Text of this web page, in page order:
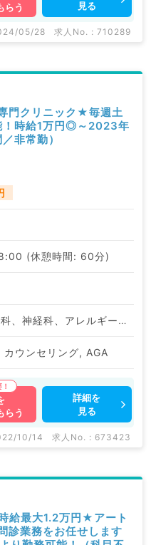
らう
見る
05/28 求人No. : 710289
門クリニック★毎週土
！時給1万円◎～2023年
非常勤）
(休憩時間: 60分)
神経内科、精神科、神経科、アレルギー科、リウマチ科、小児科、整形外科、形成外科、美容外科、脳神経外科、呼吸器外科、心臓血管外科、小児外科、皮膚科、泌尿器科、産婦人科、産科、婦人科、眼科、耳鼻咽喉科、気管食道科、放射線科、リハビリテーション科、麻酔科、ペインクリニック、人工透析科、緩和ケア科、一般内科、循環器内科、呼吸器内科、消化器内科、内分泌・代謝内科、腎臓内科、老年内科、血液内科、外科系全般、一般外科、消化器外科、乳腺外科、総合診療科、美容皮膚科、健診・人間ドック、救急科・ＩＣＵ、病理科、基礎医学系、膠原病科、スポーツ整形外科、大腸・肛門外科、産業医、脊髄・脊椎外科
ウンセリング, AGA
らう
詳細を
見る
10/14 求人No. : 673423
給最大1.2万円★アート
診業務をお任せします